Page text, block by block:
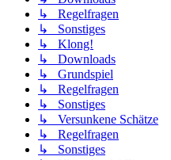
↳ Regelfragen
↳ Sonstiges
↳ Klong!
↳ Downloads
↳ Grundspiel
↳ Regelfragen
↳ Sonstiges
↳ Versunkene Schätze
↳ Regelfragen
↳ Sonstiges